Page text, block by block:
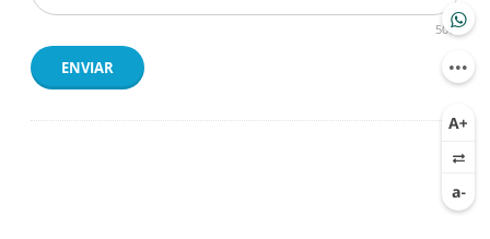
500
ENVIAR